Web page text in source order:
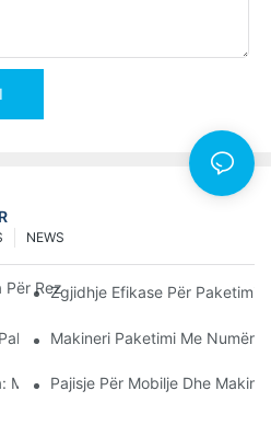
NEWS
Rezultate Të Besueshme Dhe Të
Zgjidhje Efikase Për
Të Pajisjeve Për Kontroll Të
Makineri Paketimi Me
Mjeti Përfundimtar Për Paketim
Pajisje Për Mobilje Dhe